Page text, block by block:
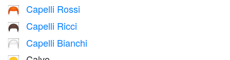
🦰 Capelli Rossi
🦱 Capelli Ricci
🦳 Capelli Bianchi